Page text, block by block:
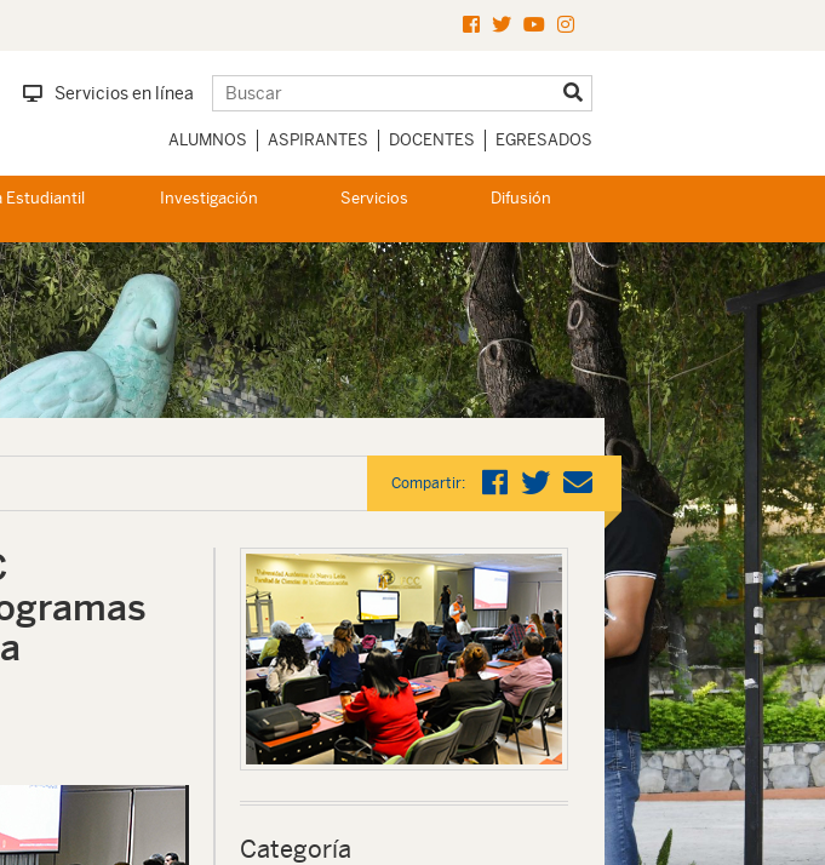
Servicios en línea
ALUMNOS ASPIRANTES DOCENTES EGRESADOS
Estudiantil Investigación Servicios Difusión
Compartir:
Categoría